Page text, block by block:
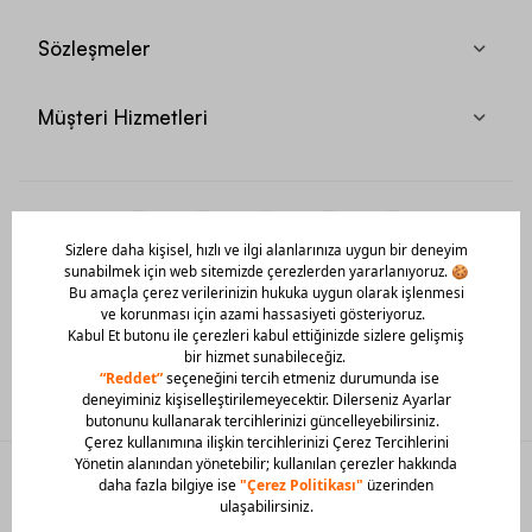
kumaşlar, Nike erkek sweatshirt kategorisindeki ürünler arasında
yerini alıyor. Yumuşacık yapısı ile polar kumaşlar sizi sıcak
getiriyor.
Nike erkek sweatshirt modelleri arasından seçim yaparken
kullanım amacı ve tarz başta olmak üzere belirli konulara dikkat
edilmesi gerekiyor. Öncelikle kullanıcı tarafından ürünün hangi
mevsimde, hangi amaçla kullanılacağının belirlenmesi önemli.
Spor amaçlı kullanım söz konusu ise Nike tarafından spor
aktivitelerine özel olarak tasarlanan ürünlerin araştırılması
gerekiyor. Egzersizin yoğunluğuna göre Dri-fit teknolojisi ile
üretilen ter tutmayan kumaşların tercih edilmesi spor esnasında
daha rahat hissetmenizi sağlayarak hem konforunuzu hem de
performans düzeyinizi artırıyor. İki antrenman arasında mola
verirken spor giysilerinin üzerine sweatshirt giymeyi tercih eden
veya kolaylıkla giyip çıkarılabilir bir ürün arayışında olanlar Nike
Sözleşmeler
Müşteri Hizmetleri
Mobil Uygulamamızı Hemen İndir!